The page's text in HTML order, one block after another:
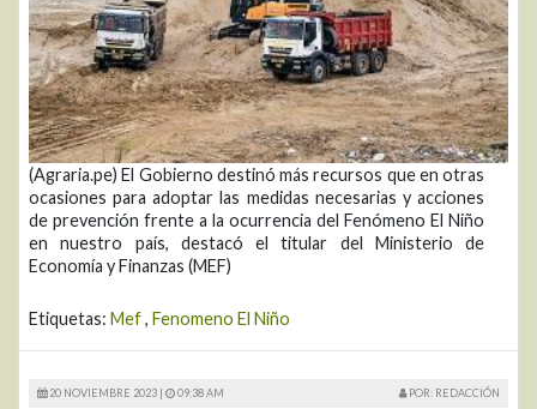
(Agraria.pe) El Gobierno destinó más recursos que en otras
ocasiones para adoptar las medidas necesarias y acciones
de prevención frente a la ocurrencia del Fenómeno El Niño
en nuestro país, destacó el titular del Ministerio de
Economía y Finanzas (MEF)
Etiquetas: Mef, Fenomeno El Niño
20 NOVIEMBRE 2023 | 09:38 AM POR: REDACCIÓN